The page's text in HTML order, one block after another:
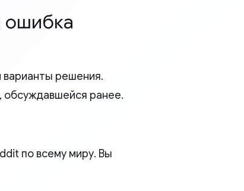
ошибка
варианты решения.
обсуждавшейся ранее.
по всему миру. Вы